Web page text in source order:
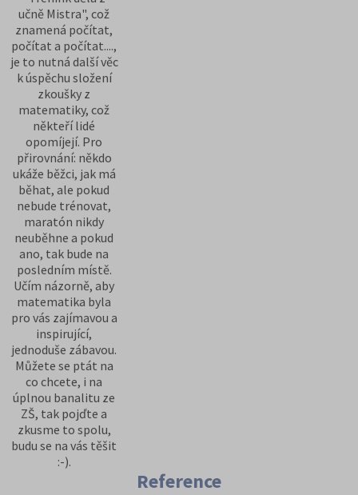
učně Mistra", což
znamená počítat,
počítat a počítat....,
je to nutná další věc
k úspěchu složení
zkoušky z
matematiky, což
někteří lidé
opomíjejí. Pro
přirovnání: někdo
ukáže běžci, jak má
běhat, ale pokud
nebude trénovat,
maratón nikdy
neuběhne a pokud
ano, tak bude na
posledním místě.
Učím názorně, aby
matematika byla
pro vás zajímavou a
inspirující,
jednoduše zábavou.
Můžete se ptát na
co chcete, i na
úplnou banalitu ze
ZŠ, tak pojďte a
zkusme to spolu,
budu se na vás těšit
:-).
Reference